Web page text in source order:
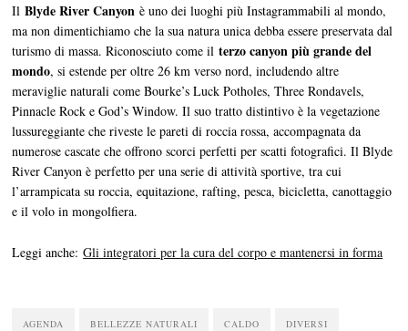
IlBlyde River Canyon è uno dei luoghi più Instagrammabili al mondo,
ma non dimentichiamo che la sua natura unica debba essere preservata dal
turismo di massa. Riconosciuto come ilterzo canyon più grande del
mondo, si estende per oltre 26 km verso nord, includendo altre
meraviglie naturali come Bourke’s Luck Potholes, Three Rondavels,
Pinnacle Rock e God’s Window. Il suo tratto distintivo è la vegetazione
lussureggiante che riveste le pareti di roccia rossa, accompagnata da
numerose cascate che offrono scorci perfetti per scatti fotografici. Il Blyde
River Canyon è perfetto per una serie di attività sportive, tra cui
l’arrampicata su roccia, equitazione, rafting, pesca, bicicletta, canottaggio
e il volo in mongolfiera.
Leggi anche:Gli integratori per la cura del corpo e mantenersi in forma
AGENDA BELLEZZE NATURALI CALDO DIVERSI